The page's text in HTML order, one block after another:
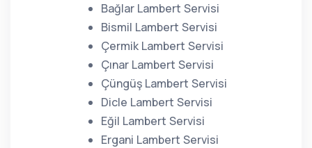
Bağlar Lambert Servisi
Bismil Lambert Servisi
Çermik Lambert Servisi
Çınar Lambert Servisi
Çüngüş Lambert Servisi
Dicle Lambert Servisi
Eğil Lambert Servisi
Ergani Lambert Servisi